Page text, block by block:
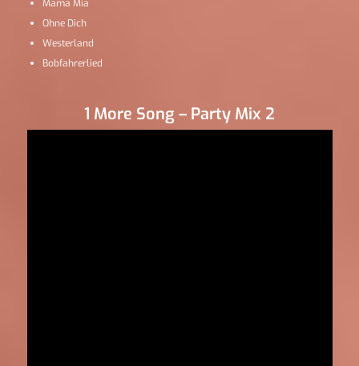
Mama Mia
Ohne Dich
Westerland
Bobfahrerlied
1 More Song – Party Mix 2